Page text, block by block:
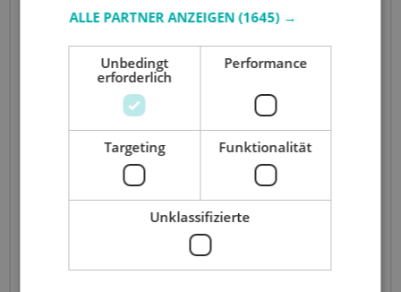
ALLE PARTNER ANZEIGEN(1645) →
Unbedingt
erforderlich
Performance
Targeting Funktionalität
Unklassifizierte